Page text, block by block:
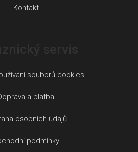
Kontakt
souborů cookies
a platba
osobních údajů
podmínky